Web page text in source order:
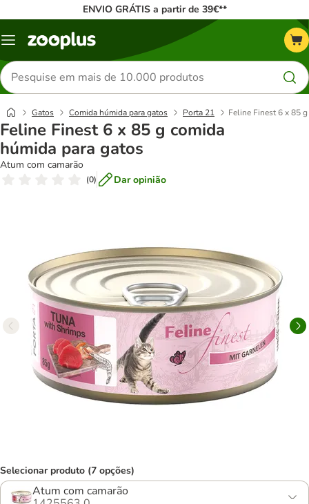
ENVIO GRÁTIS a partir de 39€**
Menu
Pesquisar
produtos
Gatos Comida húmida para gatos Porta 21 Feline Finest 6 x 85
Feline Finest 6 x 85 g comida
húmida para gatos
Atum com camarão
(0) Dar opinião
Selecionar produto (7 opções)
Atum com camarão